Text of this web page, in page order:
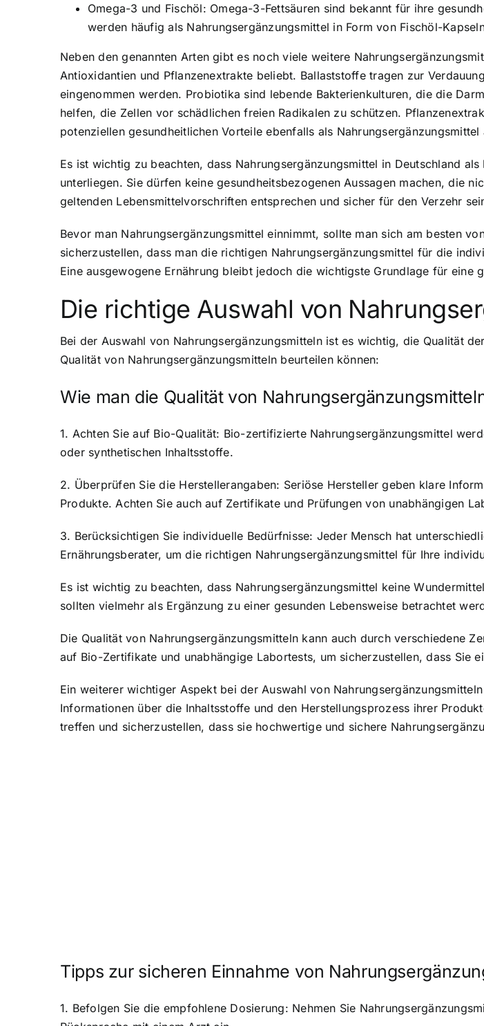
Omega-3 und Fischöl: Omega-3-Fettsäuren sind bekannt für ihre
werden häufig als Nahrungsergänzungsmittel in Form von Fischöl-
Neben den genannten Arten gibt es noch viele weitere
Antioxidantien und Pflanzenextrakte beliebt. Ballaststoffe tragen zur
eingenommen werden. Probiotika sind lebende Bakterienkulturen, die die
helfen, die Zellen vor schädlichen freien Radikalen zu schützen.
potenziellen gesundheitlichen Vorteile ebenfalls als Nahrungsergänzungsmittel
Es ist wichtig zu beachten, dass Nahrungsergänzungsmittel in Deutschland
unterliegen. Sie dürfen keine gesundheitsbezogenen Aussagen machen, die
geltenden Lebensmittelvorschriften entsprechen und sicher für den Verzehr
Bevor man Nahrungsergänzungsmittel einnimmt, sollte man sich am besten
sicherzustellen, dass man die richtigen Nahrungsergänzungsmittel für die
Eine ausgewogene Ernährung bleibt jedoch die wichtigste Grundlage für eine
Die richtige Auswahl von
Bei der Auswahl von Nahrungsergänzungsmitteln ist es wichtig, die Qualität
Qualität von Nahrungsergänzungsmitteln beurteilen können:
Wie man die Qualität von
1. Achten Sie auf Bio-Qualität: Bio-zertifizierte Nahrungsergänzungsmittel
oder synthetischen Inhaltsstoffe.
2. Überprüfen Sie die Herstellerangaben: Seriöse Hersteller geben klare
Produkte. Achten Sie auch auf Zertifikate und Prüfungen von unabhängigen
3. Berücksichtigen Sie individuelle Bedürfnisse: Jeder Mensch hat
Ernährungsberater, um die richtigen Nahrungsergänzungsmittel für Ihre
Es ist wichtig zu beachten, dass Nahrungsergänzungsmittel keine
sollten vielmehr als Ergänzung zu einer gesunden Lebensweise betrachtet
Die Qualität von Nahrungsergänzungsmitteln kann auch durch verschiedene
auf Bio-Zertifikate und unabhängige Labortests, um sicherzustellen, dass Sie
Ein weiterer wichtiger Aspekt bei der Auswahl von
Informationen über die Inhaltsstoffe und den Herstellungsprozess ihrer
treffen und sicherzustellen, dass sie hochwertige und sichere
Tipps zur sicheren Einnahme von
1. Befolgen Sie die empfohlene Dosierung: Nehmen Sie